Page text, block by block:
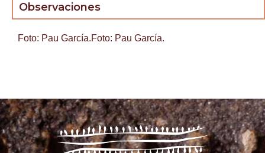
Observaciones
Foto: Pau García.Foto: Pau García.